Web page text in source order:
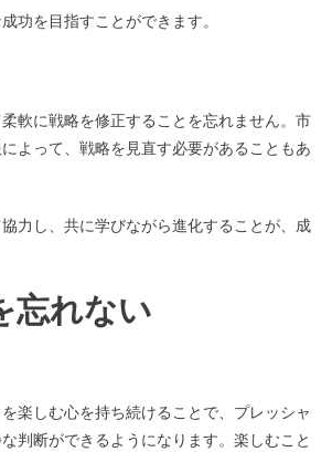
功を目指すことができます。
軟に戦略を修正することを忘れません。市
よって、戦略を見直す必要があることもあ
力し、共に学びながら進化することが、成
忘れない
楽しむ心を持ち続けることで、プレッシャ
判断ができるようになります。楽しむこと